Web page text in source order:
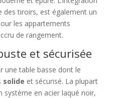
des tiroirs, est également un
les appartements
de rangement.
et sécurisée
une table basse dont le
solide et sécurisé. La plupart
système en acier laqué noir,